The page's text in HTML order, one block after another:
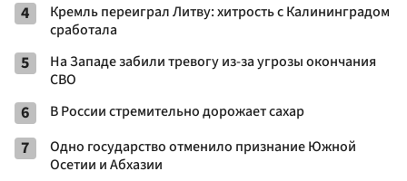
4
Кремль переиграл Литву: хитрость с Калининградом
сработала
5
На Западе забили тревогу из-за угрозы окончания
СВО
6 В России стремительно дорожает сахар
7
Одно государство отменило признание Южной
Осетии и Абхазии